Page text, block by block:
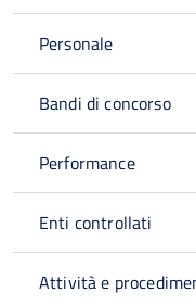
Personale
Bandi di concorso
Performance
Enti controllati
Attività e